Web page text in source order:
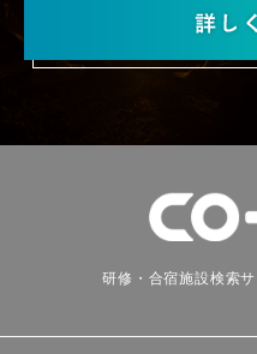
研修・合宿施設検索